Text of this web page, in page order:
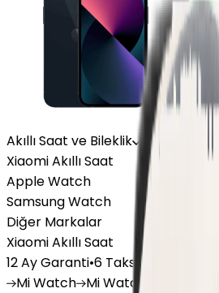
Akıllı Saat ve Bileklik
Xiaomi Akıllı Saat
Apple Watch
Samsung Watch
Diğer Markalar
Xiaomi Akıllı Saat
12 Ay Garanti•6 Taksit
MiWatch MiWatch Lite